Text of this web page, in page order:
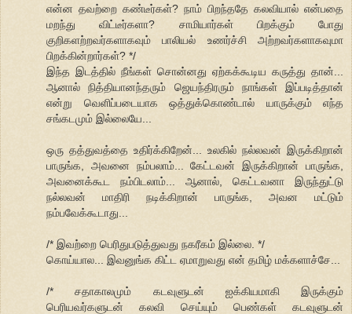
என்ன தவற்றை கண்டீர்கள்? நாம் பிறந்ததே கலவியால் என்பதை
மறந்து விட்டீர்களா? சாமியார்கள் பிறக்கும் போது
குறிகளற்றவர்களாகவும் பாலியல் உணர்ச்சி அற்றவர்களாகவுமா
பிறக்கின்றார்கள்? */
இந்த இடத்தில் நீங்கள் சொன்னது ஏற்கக்கூடிய கருத்து தான்...
ஆனால் நித்தியானந்தரும் ஜெயந்திரரும் நாங்கள் இப்படித்தான்
என்று வெளிப்படையாக ஒத்துக்கொண்டால் யாருக்கும் எந்த
சங்கடமும் இல்லையே...
ஒரு தத்துவத்தை உதிர்க்கிறேன்... உலகில் நல்லவன் இருக்கிறான்
பாருங்க, அவனை நம்பலாம்... கேட்டவன் இருக்கிறான் பாருங்க,
அவனைக்கூட நம்பிடலாம்... ஆனால், கெட்டவனா இருந்துட்டு
நல்லவன் மாதிரி நடிக்கிறான் பாருங்க, அவன மட்டும்
நம்பவேக்கூடாது...
/* இவற்றை பெரிதுபடுத்துவது நகரீகம் இல்லை. */
கொய்யால... இவனுங்க கிட்ட ஏமாறுவது என் தமிழ் மக்களாச்சே...
/* சதாகாலமும் கடவுளுடன் ஐக்கியமாகி இருக்கும்
பெரியவர்களுடன் கலவி செய்யும் பெண்கள் கடவுளுடன்